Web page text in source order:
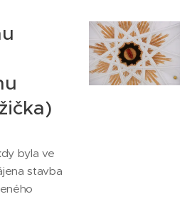
byla ve
stavba